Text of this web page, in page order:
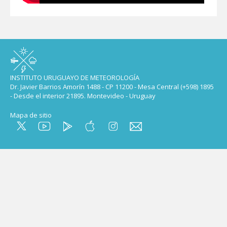
INSTITUTO URUGUAYO DE METEOROLOGÍA
Dr. Javier Barrios Amorín 1488 - CP 11200 - Mesa Central (+598) 1895
- Desde el interior 21895. Montevideo - Uruguay
Mapa de sitio